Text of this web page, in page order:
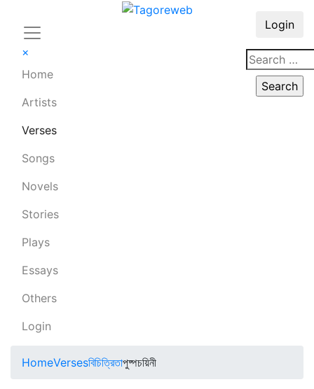
×
Home
Artists
Verses
Songs
Novels
Stories
Plays
Essays
Others
Login
Login
HomeVersesবিচিত্রিতাপুষ্পচয়িনী